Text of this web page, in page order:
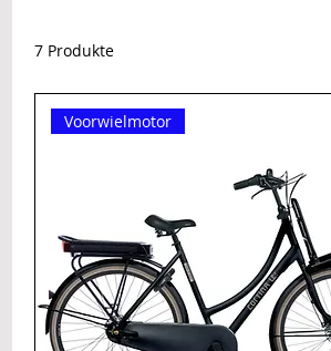
7 Produkte
Voorwielmotor